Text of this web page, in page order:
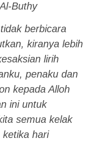
Buthy
berbicara
kiranya lebih
lirih
penaku dan
kepada Alloh
ini untuk
semua kelak
ketika hari